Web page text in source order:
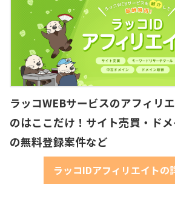
ラッコWEBサービスのアフィリ
のはここだけ！サイト売買・ド
の無料登録案件など
ラッコIDアフィリエイトの